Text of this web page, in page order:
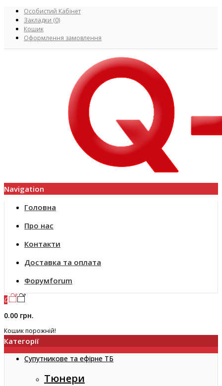
Особистий Кабінет
Закладки (0)
Кошик
Оформлення замовлення
Navigation
Головна
Про нас
Контакти
Доставка та оплата
Форумforum
0
0.00 грн.
Кошик порожній!
Категорії
Супутникове та ефірне ТБ
Тюнери